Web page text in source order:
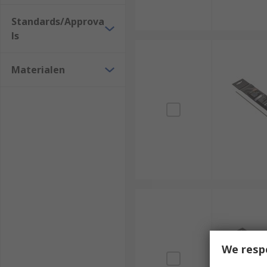
Standards/Approva
ls
Materialen
We